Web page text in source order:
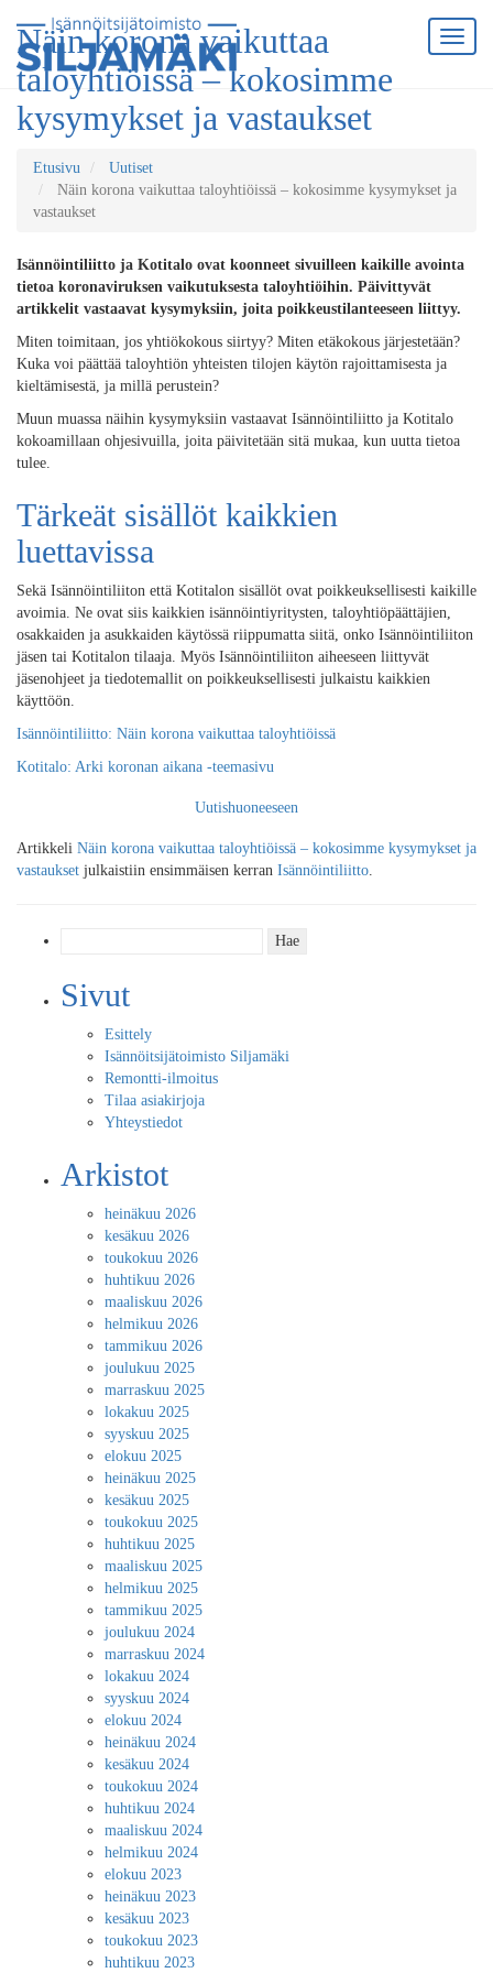
Näin korona vaikuttaa
taloyhtiöissä – kokosimme
kysymykset ja vastaukset
Etusivu
Uutiset
Näin korona vaikuttaa taloyhtiöissä – kokosimme kysymykset ja
vastaukset
Isännöintiliitto ja Kotitalo ovat koonneet sivuilleen kaikille avointa
tietoa koronaviruksen vaikutuksesta taloyhtiöihin. Päivittyvät
artikkelit vastaavat kysymyksiin, joita poikkeustilanteeseen liittyy.
Miten toimitaan, jos yhtiökokous siirtyy? Miten etäkokous järjestetään?
Kuka voi päättää taloyhtiön yhteisten tilojen käytön rajoittamisesta ja
kieltämisestä, ja millä perustein?
Muun muassa näihin kysymyksiin vastaavat Isännöintiliitto ja Kotitalo
kokoamillaan ohjesivuilla, joita päivitetään sitä mukaa, kun uutta tietoa
tulee.
Tärkeät sisällöt kaikkien
luettavissa
Sekä Isännöintiliiton että Kotitalon sisällöt ovat poikkeuksellisesti kaikille
avoimia. Ne ovat siis kaikkien isännöintiyritysten, taloyhtiöpäättäjien,
osakkaiden ja asukkaiden käytössä riippumatta siitä, onko Isännöintiliiton
jäsen tai Kotitalon tilaaja. Myös Isännöintiliiton aiheeseen liittyvät
jäsenohjeet ja tiedotemallit on poikkeuksellisesti julkaistu kaikkien
käyttöön.
Isännöintiliitto: Näin korona vaikuttaa taloyhtiöissä
Kotitalo: Arki koronan aikana -teemasivu
Uutishuoneeseen
Artikkeli Näin korona vaikuttaa taloyhtiöissä – kokosimme kysymykset ja
vastaukset julkaistiin ensimmäisen kerran Isännöintiliitto.
Sivut
Esittely
Isännöitsijätoimisto Siljamäki
Remontti-ilmoitus
Tilaa asiakirjoja
Yhteystiedot
Arkistot
heinäkuu 2026
kesäkuu 2026
toukokuu 2026
huhtikuu 2026
maaliskuu 2026
helmikuu 2026
tammikuu 2026
joulukuu 2025
marraskuu 2025
lokakuu 2025
syyskuu 2025
elokuu 2025
heinäkuu 2025
kesäkuu 2025
toukokuu 2025
huhtikuu 2025
maaliskuu 2025
helmikuu 2025
tammikuu 2025
joulukuu 2024
marraskuu 2024
lokakuu 2024
syyskuu 2024
elokuu 2024
heinäkuu 2024
kesäkuu 2024
toukokuu 2024
huhtikuu 2024
maaliskuu 2024
helmikuu 2024
elokuu 2023
heinäkuu 2023
kesäkuu 2023
toukokuu 2023
huhtikuu 2023